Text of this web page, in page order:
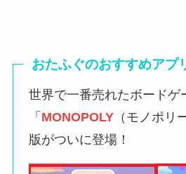
おたふぐのおすすめアプ
世界で一番売れたボードゲ
「 MONOPOLY （モノポリ
版がついに登場！